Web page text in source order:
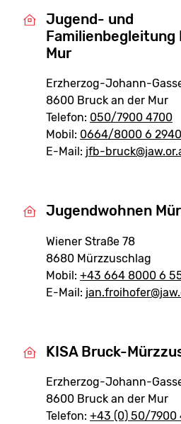
Jugend- und
Familienbegleitung
Mur
Erzherzog-Johann-
8600 Bruck an der Mur
Telefon: 050/7900 4700
Mobil: 0664/8000 6 2940
E-Mail: jfb-
Jugendwohnen
Wiener Straße 78
8680 Mürzzuschlag
Mobil: +43 664 8000 6
E-Mail:
KISA Bruck-
Erzherzog-Johann-
8600 Bruck an der Mur
Telefon: +43 (0) 50/7900